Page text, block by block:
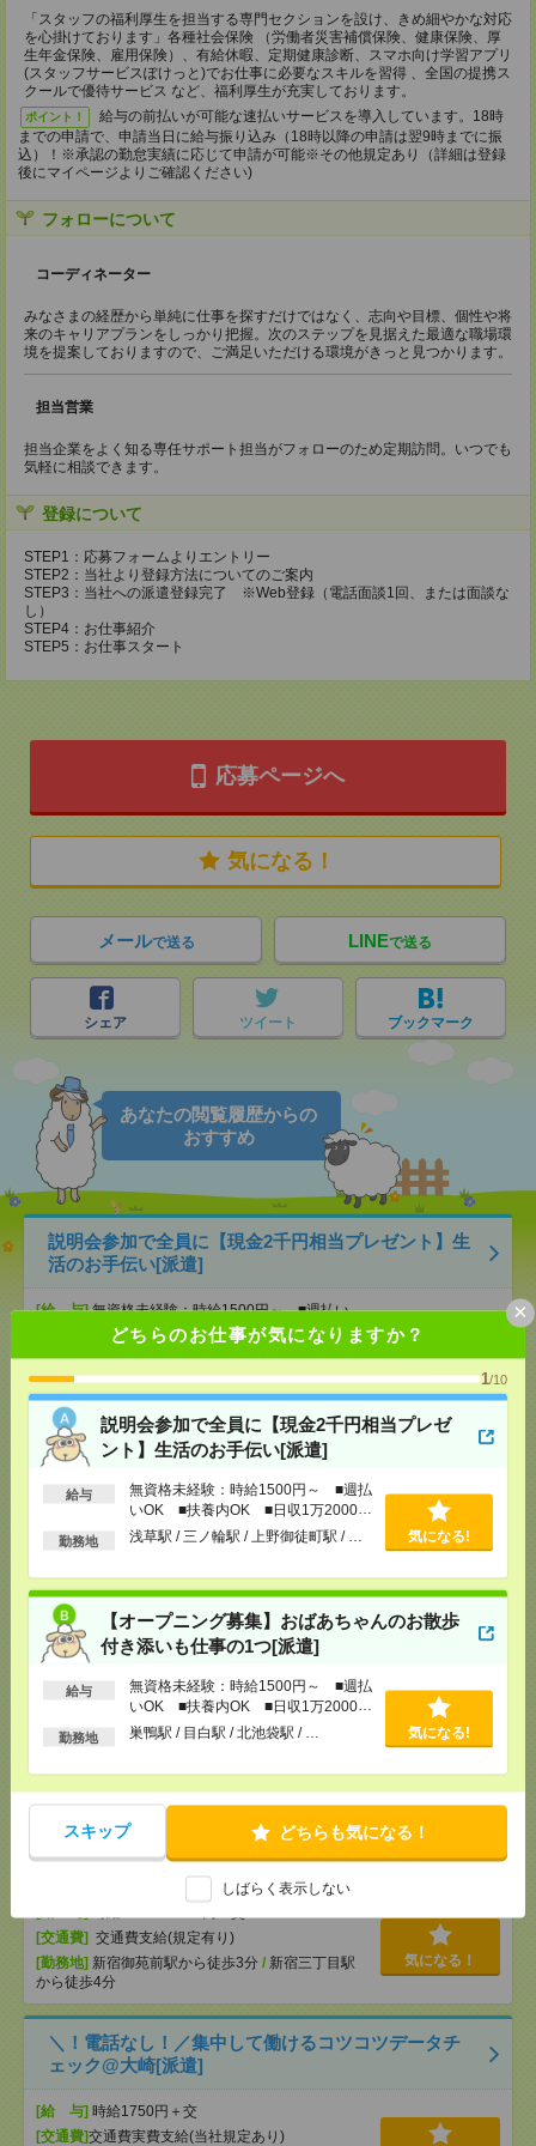
どちらのお仕事が気になりますか？
1/10
説明会参加で全員に【現金2千円相当プレゼ
ント】生活のお手伝い[派遣]
給与
無資格未経験：時給1500円～ ■週払
いOK ■扶養内OK ■日収1万2000円
以上
勤務地 浅草駅 / 三ノ輪駅 / 上野御徒町駅 / … 気になる!
【オープニング募集】おばあちゃんのお散歩
付き添いも仕事の1つ[派遣]
給与
無資格未経験：時給1500円～ ■週払
いOK ■扶養内OK ■日収1万2000円
以上
勤務地 巣鴨駅 / 目白駅 / 北池袋駅 / … 気になる!
スキップ どちらも気になる！
しばらく表示しない
×
「スタッフの福利厚生を担当する専門セクションを設け、きめ細やかな対応
を心掛けております」各種社会保険 （労働者災害補償保険、健康保険、厚
生年金保険、雇用保険）、有給休暇、定期健康診断、スマホ向け学習アプリ
(スタッフサービスぽけっと)でお仕事に必要なスキルを習得 、全国の提携ス
クールで優待サービス など、福利厚生が充実しております。
ポイント！
給与の前払いが可能な速払いサービスを導入しています。18時
までの申請で、申請当日に給与振り込み（18時以降の申請は翌9時までに振
込）！※承認の勤怠実績に応じて申請が可能※その他規定あり（詳細は登録
後にマイページよりご確認ください)
フォローについて
コーディネーター
みなさまの経歴から単純に仕事を探すだけではなく、志向や目標、個性や将
来のキャリアプランをしっかり把握。次のステップを見据えた最適な職場環
境を提案しておりますので、ご満足いただける環境がきっと見つかります。
担当営業
担当企業をよく知る専任サポート担当がフォローのため定期訪問。いつでも
気軽に相談できます。
登録について
STEP1：応募フォームよりエントリー
STEP2：当社より登録方法についてのご案内
STEP3：当社への派遣登録完了 ※Web登録（電話面談1回、または面談な
し）
STEP4：お仕事紹介
STEP5：お仕事スタート
応募ページへ
気になる！
メールで送る LINEで送る
シェア ツイート ブックマーク
あなたの閲覧履歴からの
おすすめ
説明会参加で全員に【現金2千円相当プレゼント】生
活のお手伝い[派遣]
[給 与]無資格未経験：時給1500円～ ■週払い
OK ■扶養内OK ■日収1万2000円以上
[交通費]交通費全額支給
[勤務地]浅草駅/三ノ輪駅/上野御徒町駅/…
気になる！
【オープニング募集】おばあちゃんのお散歩付き添
いも仕事の1つ[派遣]
無資格未経験：時給1500円～ ■週払い
OK ■扶養内OK ■日収1万2000円以上
[交通費] 交通費全額支給
[勤務地]巣鴨駅/目白駅/北池袋駅/…
気になる！
2400円＊【長期】輸出関連の書類作成や取引審査・
製品発送の手続き[派遣]
時給2400円 月収例 233,472円
[交通費]全額支給
《完全在宅×時短日短OK》Wワーク可〇Web広告運
用サポート[派遣]
[交通費] 交通費支給(規定有り)
[勤務地] 新宿御苑前駅から徒歩3分 / 新宿三丁目駅
から徒歩4分
気になる！
＼！電話なし！／集中して働けるコツコツデータチ
ェック@大崎[派遣]
[給 与] 時給1750円＋交
[交通費]交通費実費支給(当社規定あり)